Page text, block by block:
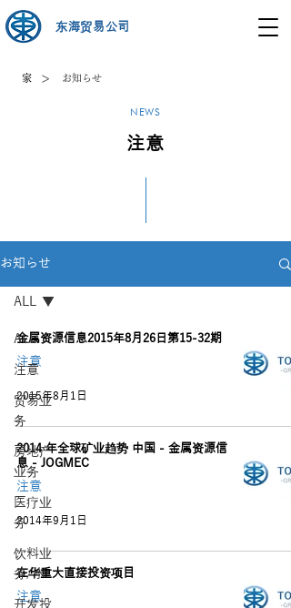
东海贸易公司
家 > お知らせ
NEWS
注意
お知らせ
ALL
注意
贸易业
务
房地产
业务
医疗业
务
饮料业
务/水
开发投
ALL
金属资源信息2015年8月26日第15-32期
注意
2015年8月1日
2014 年全球矿业趋势 中国 - 金属资源信
息 - JOGMEC
注意
2014年9月1日
在华重大直接投资项目
注意